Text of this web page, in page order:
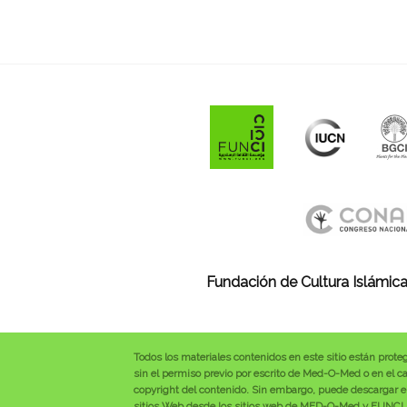
Fundación de Cultura
Todos los materiales contenidos en este sitio están
sin el permiso previo por escrito de Med-O-Med o en el
copyright del contenido. Sin embargo, puede descargar